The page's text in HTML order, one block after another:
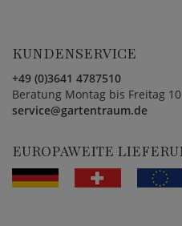
KUNDENSERVICE
+49 (0)3641 4787510
Beratung Montag bis Freitag
service@gartentraum.de
EUROPAWEITE